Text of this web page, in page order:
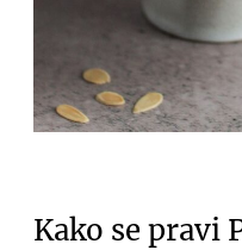
Kako se pravi